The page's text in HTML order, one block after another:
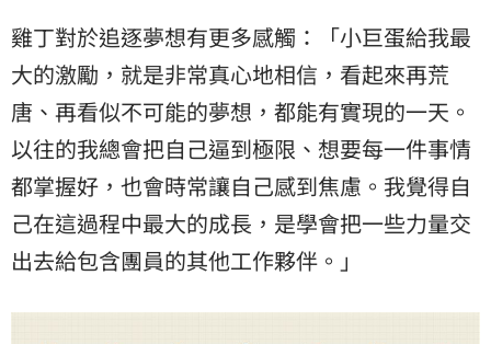
雞丁對於追逐夢想有更多感觸：「小巨蛋給我最
大的激勵，就是非常真心地相信，看起來再荒
唐、再看似不可能的夢想，都能有實現的一天。
以往的我總會把自己逼到極限、想要每一件事情
都掌握好，也會時常讓自己感到焦慮。我覺得自
己在這過程中最大的成長，是學會把一些力量交
出去給包含團員的其他工作夥伴。」